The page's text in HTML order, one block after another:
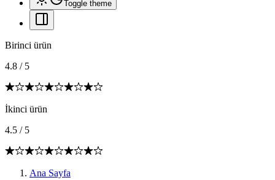
Toggle theme
Birinci ürün
4.8 / 5
İkinci ürün
4.5 / 5
Ana Sayfa